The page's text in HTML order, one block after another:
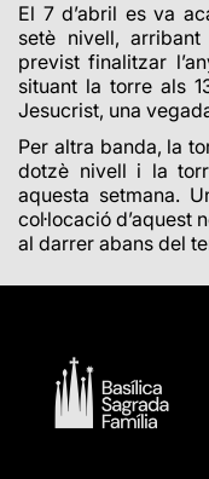
El 7 d’abril es va
setè nivell, arribant
previst finalitzar
situant la torre als
Jesucrist, una
Per altra banda, la
dotzè nivell i la
aquesta setmana.
col·locació d’aquest
al darrer abans del